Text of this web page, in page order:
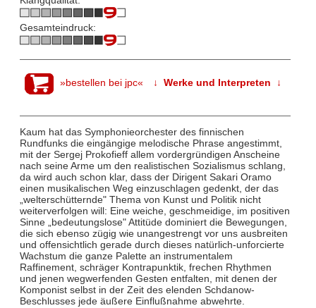
Gesamteindruck:
»bestellen bei jpc« ↓ Werke und Interpreten ↓
Kaum hat das Symphonieorchester des finnischen
Rundfunks die eingängige melodische Phrase angestimmt,
mit der Sergej Prokofieff allem vordergründigen Anscheine
nach seine Arme um den realistischen Sozialismus schlang,
da wird auch schon klar, dass der Dirigent Sakari Oramo
einen musikalischen Weg einzuschlagen gedenkt, der das
„welterschütternde" Thema von Kunst und Politik nicht
weiterverfolgen will: Eine weiche, geschmeidige, im positiven
Sinne „bedeutungslose" Attitüde dominiert die Bewegungen,
die sich ebenso zügig wie unangestrengt vor uns ausbreiten
und offensichtlich gerade durch dieses natürlich-unforcierte
Wachstum die ganze Palette an instrumentalem
Raffinement, schräger Kontrapunktik, frechen Rhythmen
und jenen wegwerfenden Gesten entfalten, mit denen der
Komponist selbst in der Zeit des elenden Schdanow-
Beschlusses jede äußere Einflußnahme abwehrte.